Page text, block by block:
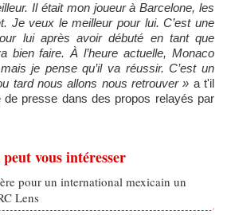
Il était mon joueur à Barcelone, les
Je veux le meilleur pour lui. C’est une
lui après avoir débuté en tant que
bien faire. À l’heure actuelle, Monaco
je pense qu’il va réussir. C’est un
tard nous allons nous retrouver » a t'il
de presse dans des propos relayés par
peut vous intéresser
pour un international mexicain un
Lens